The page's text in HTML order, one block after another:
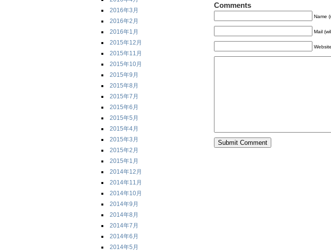
2016年3月
2016年2月
2016年1月
2015年12月
2015年11月
2015年10月
2015年9月
2015年8月
2015年7月
2015年6月
2015年5月
2015年4月
2015年3月
2015年2月
2015年1月
2014年12月
2014年11月
2014年10月
2014年9月
2014年8月
2014年7月
2014年6月
2014年5月
Comments
Name
Mail
Website